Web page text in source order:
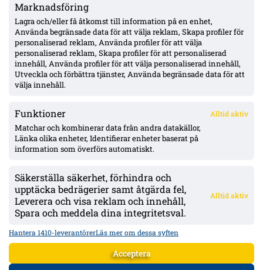
Marknadsföring
Lagra och/eller få åtkomst till information på en enhet,
Använda begränsade data för att välja reklam, Skapa profiler för
personaliserad reklam, Använda profiler för att välja
personaliserad reklam, Skapa profiler för att personaliserad
innehåll, Använda profiler för att välja personaliserad innehåll,
Utveckla och förbättra tjänster, Använda begränsade data för att
välja innehåll.
Funktioner Alltid aktiv
Matchar och kombinerar data från andra datakällor,
Länka olika enheter, Identifierar enheter baserat på
information som överförs automatiskt.
Säkerställa säkerhet, förhindra och
upptäcka bedrägerier samt åtgärda fel,
Leverera och visa reklam och innehåll,
Spara och meddela dina integritetsval.
Alltid aktiv
Hantera 1410-leverantörerLäs mer om dessa syften
Acceptera
Hammarby 0–0 borta mot Raków: Hahn briljerar, hörnmål
bortdömt och Rydström hyllas inför returen
Isak Dahlqvist hattrick – Tromsø 5–0 borta mot CFR Cluj i
Conference League-kvalet
ÖVERSIKT
Nyheter & Reportage
Spelarbetyg
KONTAKT
kontakt@bollsvenskan.se
redaktionen@bollsvenskan.se
jobb@bollsvenskan.se
ÖVRIGT
Annonsera